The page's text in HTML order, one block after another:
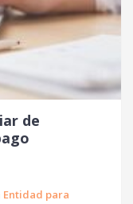
de
Entidad para